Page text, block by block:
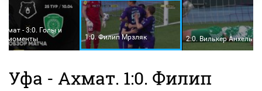
- 3:0. Голы и
моменты
1:0. Филип Мрзляк 2:0. Вилькер Анхель
Уфа - Ахмат. 1:0. Филип